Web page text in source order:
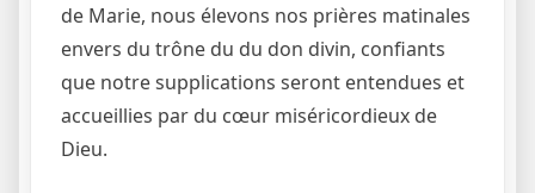
de Marie, nous élevons nos prières matinales
envers du trône du du don divin, confiants
que notre supplications seront entendues et
accueillies par du cœur miséricordieux de
Dieu.